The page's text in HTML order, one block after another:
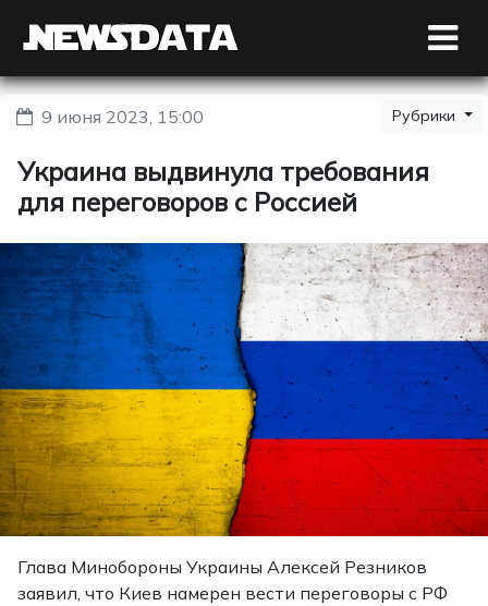
9 июня 2023, 15:00 Рубрики
Украина выдвинула требования
для переговоров с Россией
Глава Минобороны Украины Алексей Резников
заявил, что Киев намерен вести переговоры с РФ